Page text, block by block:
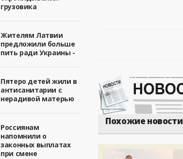
грузовика
Жителям Латвии
предложили больше
пить ради Украины -
Пятеро детей жили в
антисанитарии с
нерадивой матерью
Россиянам
напомнили о
законных выплатах
при смене
Похожие новости